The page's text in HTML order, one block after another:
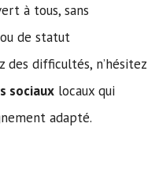
à tous, sans
de statut
des difficultés, n’hésitez
sociaux locaux qui
adapté.